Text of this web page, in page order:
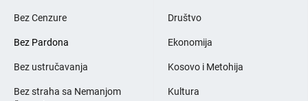
Bez Cenzure
Bez Pardona
Bez ustručavanja
Bez straha sa Nemanjom
Društvo
Ekonomija
Kosovo i Metohija
Kultura